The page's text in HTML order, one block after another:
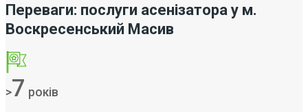
Переваги: послуги асенізатора у м.
Воскресенський Масив
>7 років